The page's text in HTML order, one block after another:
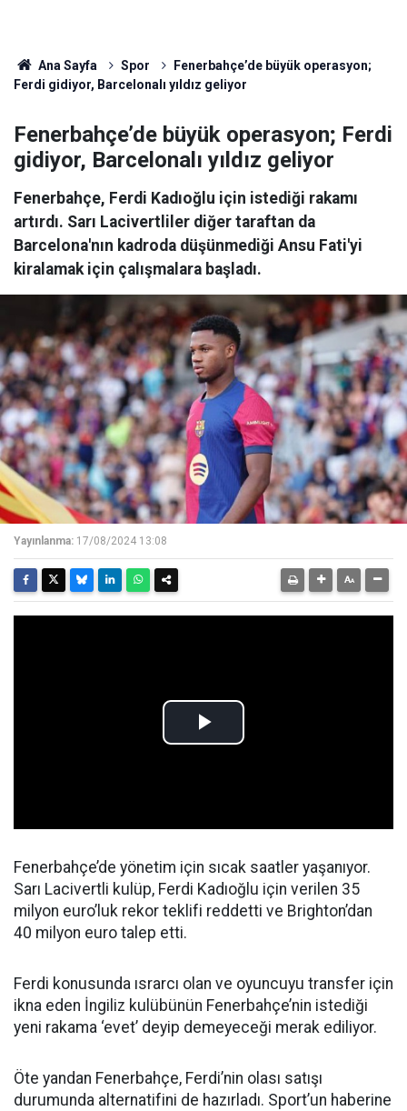
Ana Sayfa Spor
Fenerbahçe’de büyük operasyon;
Ferdi gidiyor, Barcelonalı yıldız geliyor
Fenerbahçe’de büyük operasyon; Ferdi
gidiyor, Barcelonalı yıldız geliyor
Fenerbahçe, Ferdi Kadıoğlu için istediği rakamı
artırdı. Sarı Lacivertliler diğer taraftan da
Barcelona'nın kadroda düşünmediği Ansu Fati'yi
kiralamak için çalışmalara başladı.
Yayınlanma: 17/08/2024 13:08
Fenerbahçe’de yönetim için sıcak saatler yaşanıyor.
Sarı Lacivertli kulüp, Ferdi Kadıoğlu için verilen 35
milyon euro’luk rekor teklifi reddetti ve Brighton’dan
40 milyon euro talep etti.
Ferdi konusunda ısrarcı olan ve oyuncuyu transfer için
ikna eden İngiliz kulübünün Fenerbahçe’nin istediği
yeni rakama ‘evet’ deyip demeyeceği merak ediliyor.
Öte yandan Fenerbahçe, Ferdi’nin olası satışı
durumunda alternatifini de hazırladı. Sport’un haberine